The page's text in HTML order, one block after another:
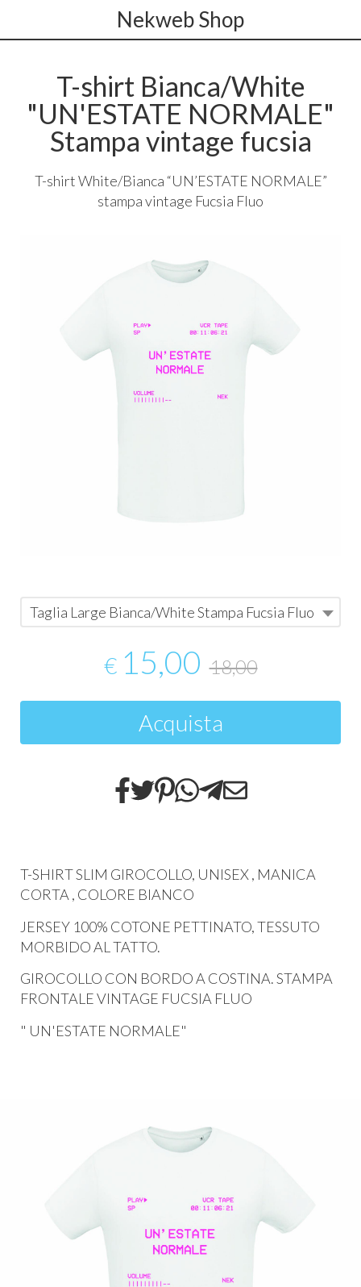
Nekweb Shop
T-shirt Bianca/White
"UN'ESTATE NORMALE"
Stampa vintage fucsia
T-shirt White/Bianca “UN’ESTATE NORMALE”
stampa vintage Fucsia Fluo
Taglia Large Bianca/White Stampa Fucsia Fluo
€ 15,00 18,00
Acquista
T-SHIRT SLIM GIROCOLLO, UNISEX , MANICA
CORTA , COLORE BIANCO
JERSEY 100% COTONE PETTINATO, TESSUTO
MORBIDO AL TATTO.
GIROCOLLO CON BORDO A COSTINA. STAMPA
FRONTALE VINTAGE FUCSIA FLUO
" UN'ESTATE NORMALE"